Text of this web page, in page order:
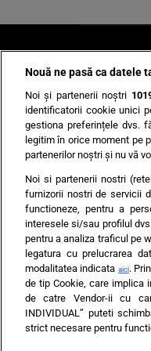
AI
Nouă ne pasă ca datele
Noi și partenerii noștri
identificatorii cookie unici
gestiona preferințele dvs.
legitim în orice moment pe
partenerilor noștri și nu vă
Noi si partenerii nostri
furnizorii nostri de servicii
functioneze, pentru a
interesele si/sau profilul
pentru a analiza traficul pe
legatura cu prelucrarea
modalitatea indicata aici.
de tip Cookie, care implica
de catre Vendor-ii cu
INDIVIDUAL” puteti
strict necesare pentru